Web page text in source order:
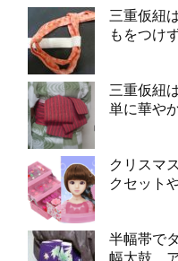
三重仮紐
もをつけ
三重仮紐
単に華や
クリスマ
クセット
半幅帯で
幅太鼓 ア